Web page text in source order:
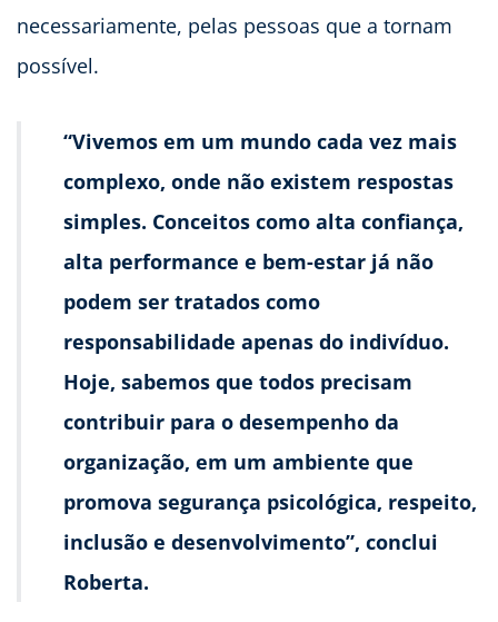
necessariamente, pelas pessoas que a tornam
possível.
“Vivemos em um mundo cada vez mais
complexo, onde não existem respostas
simples. Conceitos como alta confiança,
alta performance e bem-estar já não
podem ser tratados como
responsabilidade apenas do indivíduo.
Hoje, sabemos que todos precisam
contribuir para o desempenho da
organização, em um ambiente que
promova segurança psicológica, respeito,
inclusão e desenvolvimento”, conclui
Roberta.